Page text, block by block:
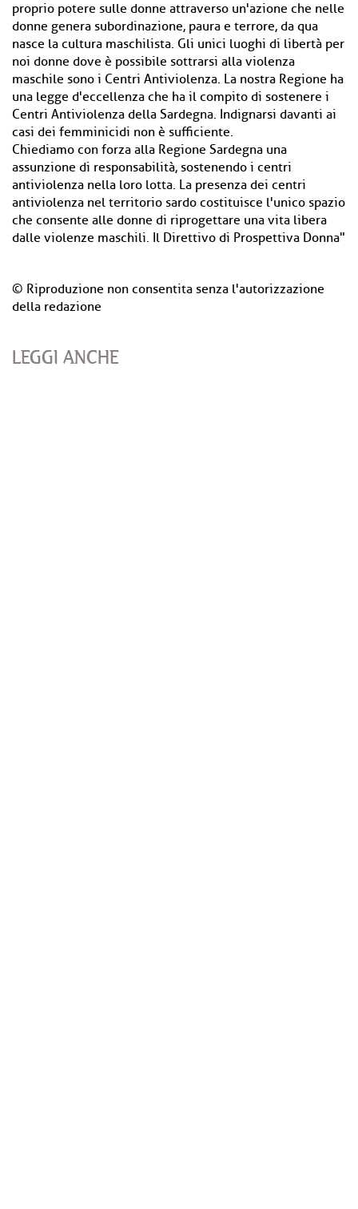
proprio potere sulle donne attraverso un'azione che nelle
donne genera subordinazione, paura e terrore, da qua
nasce la cultura maschilista. Gli unici luoghi di libertà per
noi donne dove è possibile sottrarsi alla violenza
maschile sono i Centri Antiviolenza. La nostra Regione ha
una legge d'eccellenza che ha il compito di sostenere i
Centri Antiviolenza della Sardegna. Indignarsi davanti ai
casi dei femminicidi non è sufficiente.
Chiediamo con forza alla Regione Sardegna una
assunzione di responsabilità, sostenendo i centri
antiviolenza nella loro lotta. La presenza dei centri
antiviolenza nel territorio sardo costituisce l'unico spazio
che consente alle donne di riprogettare una vita libera
dalle violenze maschili. Il Direttivo di Prospettiva Donna"
© Riproduzione non consentita senza l'autorizzazione
della redazione
LEGGI ANCHE